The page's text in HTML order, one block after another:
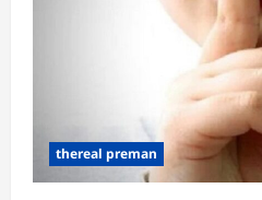
thereal preman